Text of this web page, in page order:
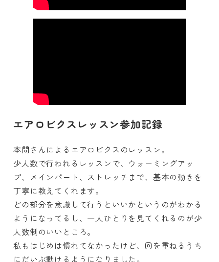
エアロビクスレッスン参加記録
本間さんによるエアロビクスのレッスン。
少人数で行われるレッスンで、ウォーミングアッ
プ、メインパート、ストレッチまで、基本の動きを
丁寧に教えてくれます。
どの部分を意識して行うといいかというのがわかる
ようになってるし、一人ひとりを見てくれるのが少
人数制のいいところ。
私もはじめは慣れてなかったけど、回を重ねるうち
にだいぶ動けるようになりました。